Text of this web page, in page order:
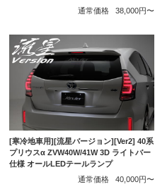
通常価格
38,000円〜
[寒冷地車用][流星バージョン][Ver2] 40系
プリウスα ZVW40W/41W 3D ライトバー
仕様 オールLEDテールランプ
通常価格
40,000円〜